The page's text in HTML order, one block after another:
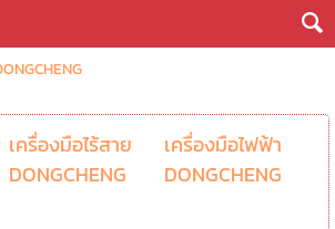
เครื่องมือไร้สาย
DONGCHENG
เครื่องมือไฟฟ้า
DONGCHENG